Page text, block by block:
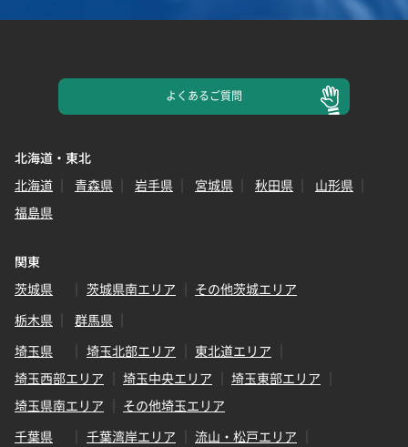
よくあるご質問
北海道・東北
北海道
青森県 岩手県 宮城県 秋田県
山形県
福島県
関東
茨城県
茨城県南エリア
その他茨城エリア
栃木県
群馬県
埼玉県
埼玉北部エリア
東北道エリア
埼玉西部エリア
埼玉中央エリア
埼玉東部エリア
埼玉県南エリア
その他埼玉エリア
千葉県
千葉湾岸エリア
流山・松戸エリア